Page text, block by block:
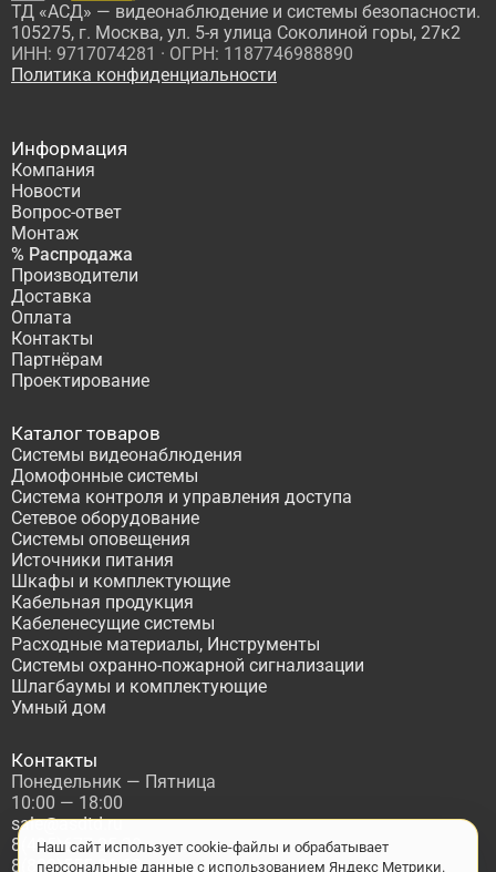
ТД «АСД» — видеонаблюдение и системы безопасности.
105275, г. Москва, ул. 5-я улица Соколиной горы, 27к2
ИНН: 9717074281 · ОГРН: 1187746988890
Политика конфиденциальности
Информация
Компания
Новости
Вопрос-ответ
Монтаж
% Распродажа
Производители
Доставка
Оплата
Контакты
Партнёрам
Проектирование
Каталог товаров
Системы видеонаблюдения
Домофонные системы
Система контроля и управления доступа
Сетевое оборудование
Системы оповещения
Источники питания
Шкафы и комплектующие
Кабельная продукция
Кабеленесущие системы
Расходные материалы, Инструменты
Системы охранно-пожарной сигнализации
Шлагбаумы и комплектующие
Умный дом
Контакты
Понедельник — Пятница
10:00 — 18:00
sale@asdtd.ru
8(495)677-95-20
8(800)555-06-68
Наш сайт использует cookie-файлы и обрабатывает
персональные данные с использованием Яндекс Метрики.